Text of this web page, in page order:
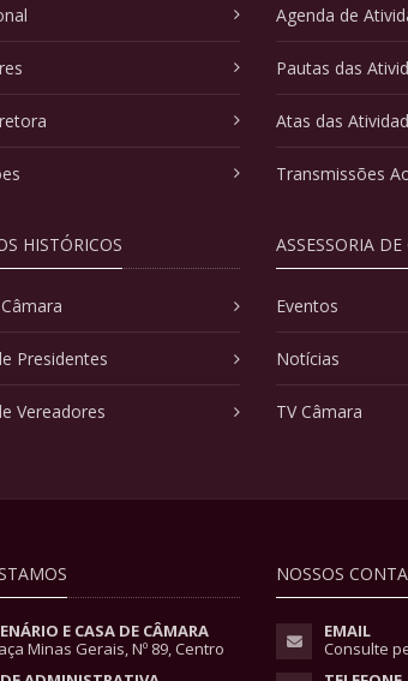
HISTÓRICOS
Presidentes
Vereadores
Agenda de
Pautas das
Atas das
Transmissões
ASSESSORIA
Eventos
Notícias
TV Câmara
E CASA DE CÂMARA
Minas Gerais, Nº 89, Centro
NOSSOS
EMAIL
Consulte